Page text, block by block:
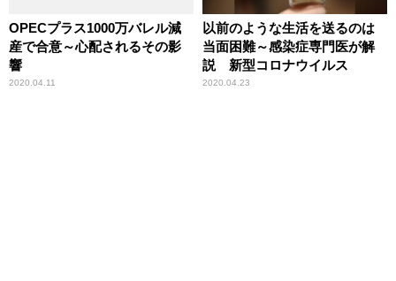
OPECプラス1000万バレル減
産で合意～心配されるその影
響
2020.04.11
以前のような生活を送るのは
当面困難～感染症専門医が解
説 新型コロナウイルス
2020.04.23